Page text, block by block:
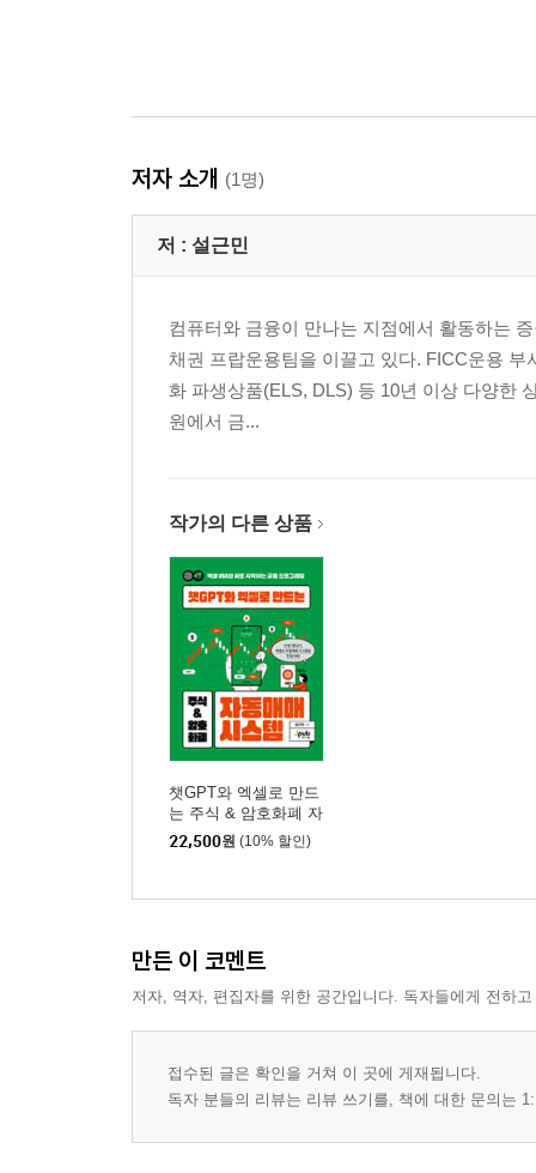
저자 소개 (1명)
저 : 설근민
컴퓨터와 금융이 만나는 지점에서 활동하는
채권 프랍운용팀을 이끌고 있다. FICC운용
화 파생상품(ELS, DLS) 등 10년 이상 다양한
원에서 금...
작가의 다른 상품
챗GPT와 엑셀로 만드
는 주식 & 암호화폐 자
동매매 시스템
22,500원 (10% 할인)
만든 이 코멘트
저자, 역자, 편집자를 위한 공간입니다. 독자들에게 전하
접수된 글은 확인을 거쳐 이 곳에 게재됩니다.
독자 분들의 리뷰는 리뷰 쓰기를, 책에 대한 문의는